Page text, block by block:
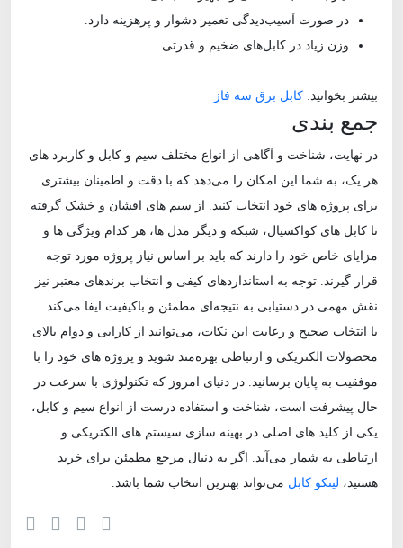
در صورت آسیب‌دیدگی تعمیر دشوار و پرهزینه دارد.
وزن زیاد در کابل‌های ضخیم و قدرتی.
بیشتر بخوانید: کابل برق سه فاز
جمع‌ بندی
در نهایت، شناخت و آگاهی از انواع مختلف سیم و کابل و کاربرد های
هر یک، به شما این امکان را می‌دهد که با دقت و اطمینان بیشتری
برای پروژه‌ های خود انتخاب کنید. از سیم‌ های افشان و خشک گرفته
تا کابل‌ های کواکسیال، شبکه و دیگر مدل‌ ها، هر کدام ویژگی‌ ها و
مزایای خاص خود را دارند که باید بر اساس نیاز پروژه مورد توجه
قرار گیرند. توجه به استانداردهای کیفی و انتخاب برندهای معتبر نیز
نقش مهمی در دستیابی به نتیجه‌ای مطمئن و باکیفیت ایفا می‌کند.
با انتخاب صحیح و رعایت این نکات، می‌توانید از کارایی و دوام بالای
محصولات الکتریکی و ارتباطی بهره‌مند شوید و پروژه‌ های خود را با
موفقیت به پایان برسانید. در دنیای امروز که تکنولوژی با سرعت در
حال پیشرفت است، شناخت و استفاده درست از انواع سیم و کابل،
یکی از کلید های اصلی در بهینه‌ سازی سیستم‌ های الکتریکی و
ارتباطی به شمار می‌آید. اگر به دنبال مرجع مطمئن برای خرید
هستید، لینکو کابل می‌تواند بهترین انتخاب شما باشد.